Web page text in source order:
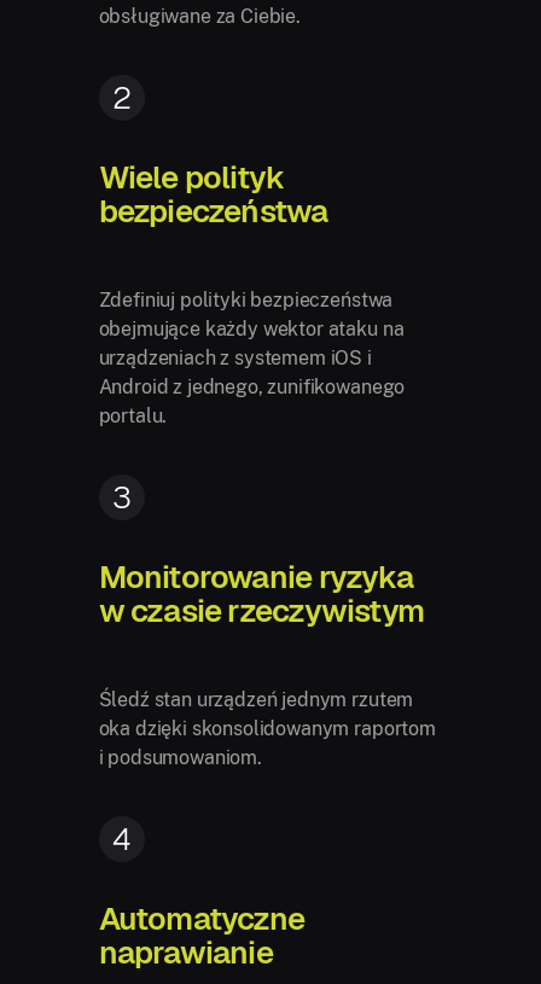
obsługiwane za Ciebie.
2
Wiele polityk
bezpieczeństwa
Zdefiniuj polityki bezpieczeństwa
obejmujące każdy wektor ataku na
urządzeniach z systemem iOS i
Android z jednego, zunifikowanego
portalu.
3
Monitorowanie ryzyka
w czasie rzeczywistym
Śledź stan urządzeń jednym rzutem
oka dzięki skonsolidowanym raportom
i podsumowaniom.
4
Automatyczne
naprawianie